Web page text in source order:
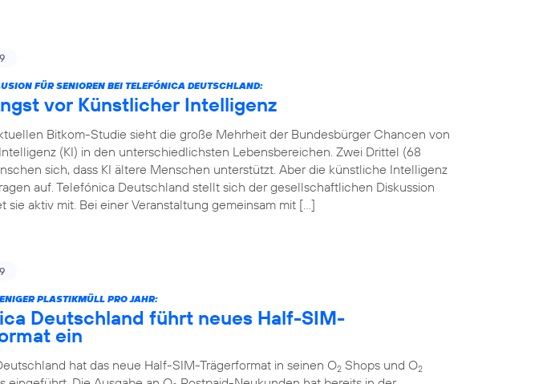
FÜR SENIOREN BEI TELEFÓNICA DEUTSCHLAND:
vor Künstlicher Intelligenz
Bitkom-Studie sieht die große Mehrheit der Bundesbürger Chancen von
(KI) in den unterschiedlichsten Lebensbereichen. Zwei Drittel (68
sich, dass KI ältere Menschen unterstützt. Aber die künstliche Intelligenz
auf. Telefónica Deutschland stellt sich der gesellschaftlichen Diskussion
sie aktiv mit. Bei einer Veranstaltung gemeinsam mit […]
PLASTIKMÜLL PRO JAHR:
Deutschland führt neues Half-SIM-
ein
hat das neue Half-SIM-Trägerformat in seinen O2 Shops und O2